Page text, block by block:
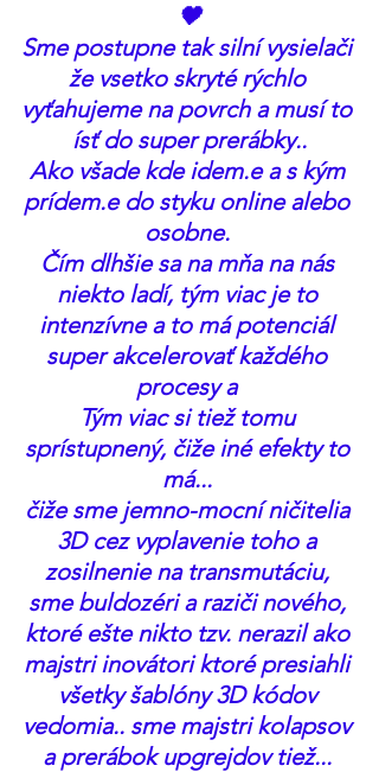
🖤
Sme postupne tak silní vysielači
že vsetko skryté rýchlo
vyťahujeme na povrch a musí to
ísť do super prerábky..
Ako všade kde idem.e a s kým
prídem.e do styku online alebo
osobne.
Čím dlhšie sa na mňa na nás
niekto ladí, tým viac je to
intenzívne a to má potenciál
super akcelerovať každého
procesy a
Tým viac si tiež tomu
sprístupnený, čiže iné efekty to
má...
čiže sme jemno-mocní ničitelia
3D cez vyplavenie toho a
zosilnenie na transmutáciu,
sme buldozéri a raziči nového,
ktoré ešte nikto tzv. nerazil ako
majstri inovátori ktoré presiahli
všetky šablóny 3D kódov
vedomia.. sme majstri kolapsov
a prerábok upgrejdov tiež...